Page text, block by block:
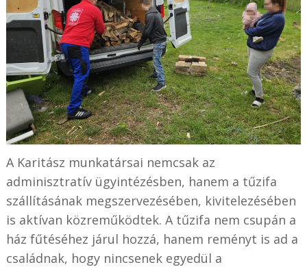
A Karitász munkatársai nemcsak az
adminisztratív ügyintézésben, hanem a tűzifa
szállításának megszervezésében, kivitelezésében
is aktívan közreműködtek. A tűzifa nem csupán a
ház fűtéséhez járul hozzá, hanem reményt is ad a
családnak, hogy nincsenek egyedül a